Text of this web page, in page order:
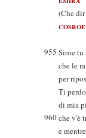
(Che
COSROE
Di
955 Siroe tu
che le
per
Ti
di mia
960che v'è
e